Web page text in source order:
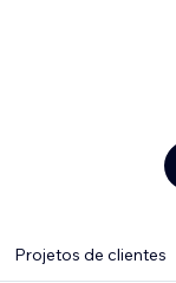
Projetos de clientes